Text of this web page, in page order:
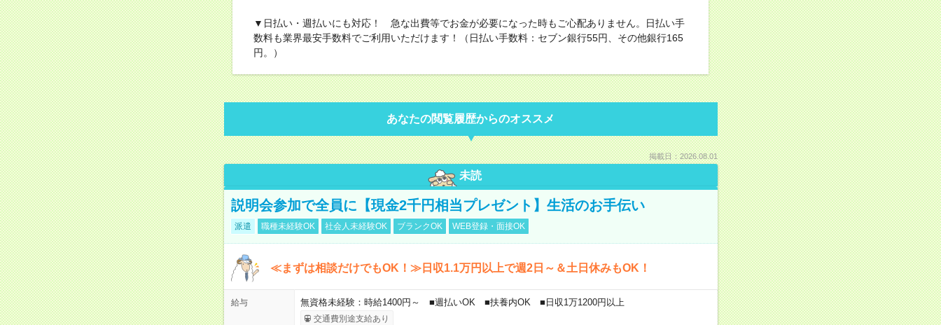
▼日払い・週払いにも対応！ 急な出費等でお金が必要になった時もご心配ありません。日払い手
数料も業界最安手数料でご利用いただけます！（日払い手数料：セブン銀行55円、その他銀行165
円。）
あなたの閲覧履歴からのオススメ
掲載日：2026.08.01
未読
説明会参加で全員に【現金2千円相当プレゼント】生活のお手伝い
派遣 職種未経験OK 社会人未経験OK ブランクOK WEB登録・面接OK
≪まずは相談だけでもOK！≫日収1.1万円以上で週2日～＆土日休みもOK！
給与 無資格未経験：時給1400円～ ■週払いOK ■扶養内OK ■日収1万1200円以上
交通費別途支給あり